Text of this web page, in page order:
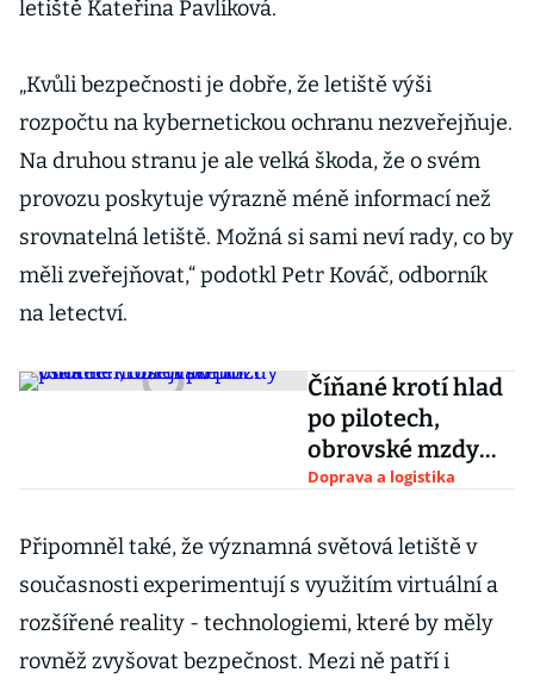
letiště Kateřina Pavlíková.
„Kvůli bezpečnosti je dobře, že letiště výši
rozpočtu na kybernetickou ochranu nezveřejňuje.
Na druhou stranu je ale velká škoda, že o svém
provozu poskytuje výrazně méně informací než
srovnatelná letiště. Možná si sami neví rady, co by
měli zveřejňovat,“ podotkl Petr Kováč, odborník
na letectví.
Číňané krotí hlad
po pilotech,
obrovské mzdy
však nemusejí
Doprava a logistika
Připomněl také, že významná světová letiště v
současnosti experimentují s využitím virtuální a
rozšířené reality - technologiemi, které by měly
rovněž zvyšovat bezpečnost. Mezi ně patří i